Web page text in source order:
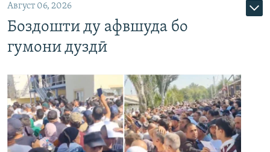
Август 06, 2026
Боздошти ду афвшуда бо
гумони дуздӣ